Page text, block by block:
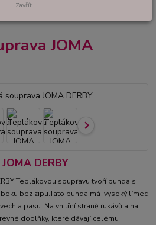
a soupravy
JOMA
DERBY
Teplákovou soupravu tvoří bunda s
bez zipu.Tato bunda má vysoký límec
a pasu. Na vnitřní straně rukávů a na
doplňky, které dávají celému
Zavřít